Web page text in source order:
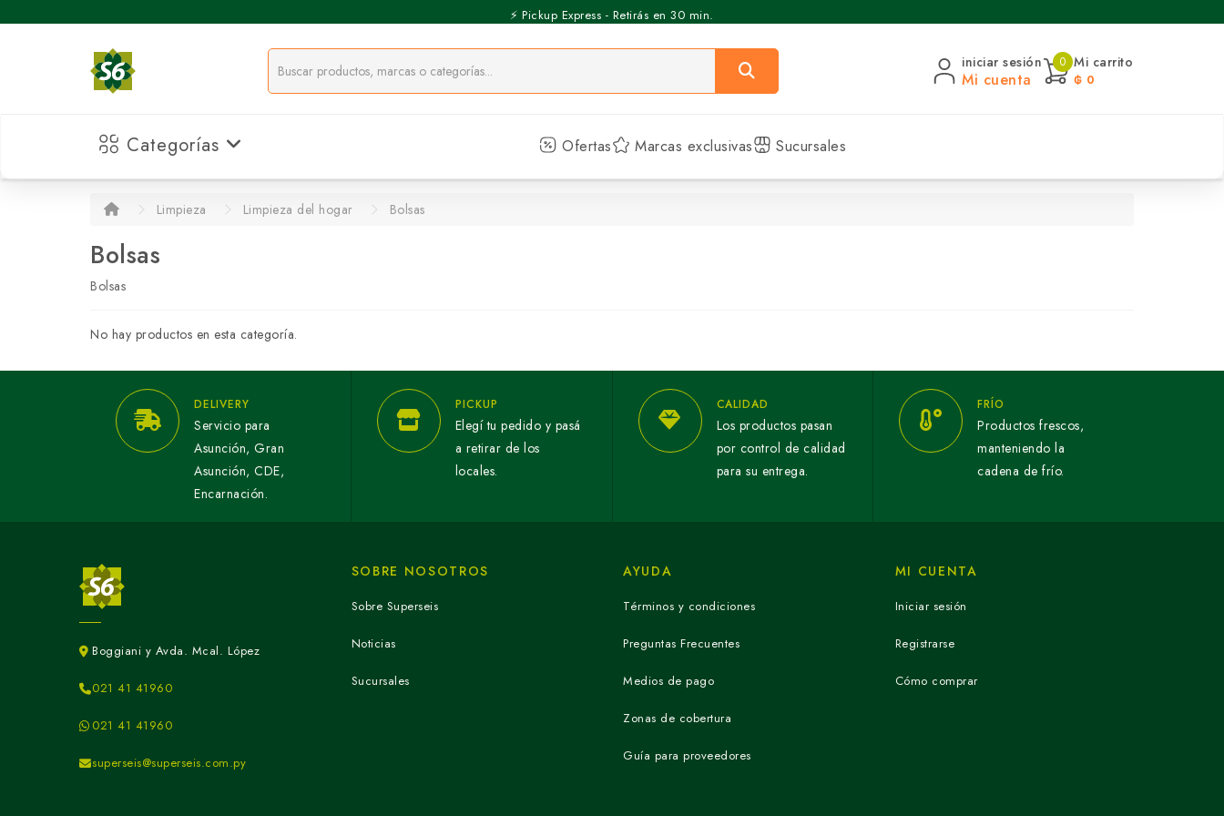
⚡️ Pickup Express - Retirás en 30 min.
iniciar sesión
Mi cuenta
0 Mi carrito
₲ 0
Categorías Ofertas Marcas exclusivas Sucursales
Limpieza Limpieza del hogar Bolsas
Bolsas
Bolsas
No hay productos en esta categoría.
DELIVERY
Servicio para
Asunción, Gran
Asunción, CDE,
Encarnación.
PICKUP
Elegí tu pedido y pasá
a retirar de los
locales.
CALIDAD
Los productos pasan
por control de calidad
para su entrega.
FRÍO
Productos frescos,
manteniendo la
cadena de frío.
Boggiani y Avda. Mcal. López
021 41 41960
021 41 41960
superseis@superseis.com.py
SOBRE NOSOTROS
Sobre Superseis
Noticias
Sucursales
AYUDA
Términos y condiciones
Preguntas Frecuentes
Medios de pago
Zonas de cobertura
Guía para proveedores
MI CUENTA
Iniciar sesión
Registrarse
Cómo comprar